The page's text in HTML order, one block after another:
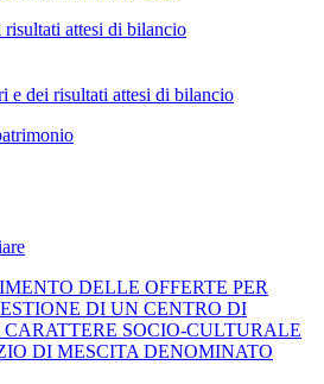
attesi di bilancio
e dei risultati attesi di bilancio
DELLE OFFERTE PER
DI UN CENTRO DI
SOCIO-CULTURALE
DI MESCITA DENOMINATO